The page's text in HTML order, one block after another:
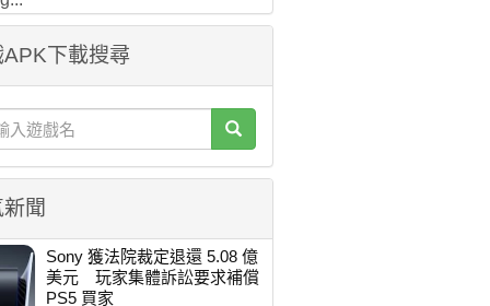
下載搜尋
聞
Sony 獲法院裁定退還 5.08 億
美元 玩家集體訴訟要求補償
PS5 買家